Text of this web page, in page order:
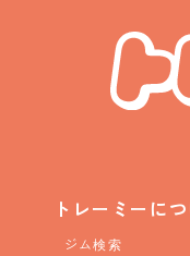
トレーミーに
ジム検索